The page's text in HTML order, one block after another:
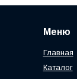
Меню
Главная
Каталог